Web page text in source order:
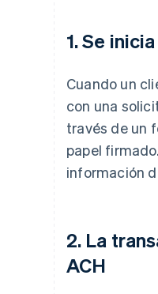
1. Se
Cuando un
con una
través de un
papel
información
2. La
ACH